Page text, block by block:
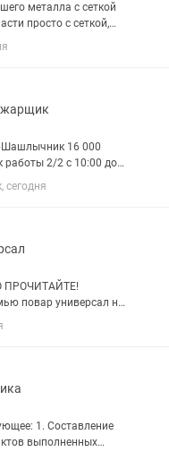
металла с сеткой
просто с сеткой,
это были вольеры
демонтировать
💸Выплата
сегодня
ПРОЧИТАЙТЕ!
повар универсал на
без вредных
мои продукты
выполненных